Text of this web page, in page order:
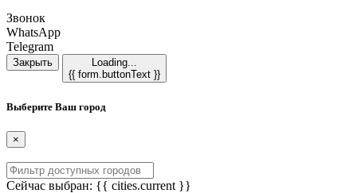
Звонок
WhatsApp
Telegram
Закрыть
Loading...
{{ form.buttonText }}
Выберите Ваш город
×
Сейчас выбран: {{ cities.current }}